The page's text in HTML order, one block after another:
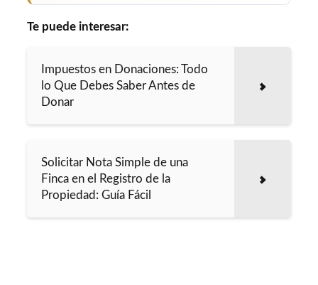
Te puede interesar:
Impuestos en Donaciones: Todo
lo Que Debes Saber Antes de
Donar
Solicitar Nota Simple de una
Finca en el Registro de la
Propiedad: Guía Fácil